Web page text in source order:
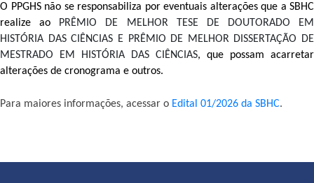
O PPGHS não se responsabiliza por eventuais alterações que a SBHC
realize ao
PRÊMIO DE MELHOR TESE DE DOUTORADO EM
HISTÓRIA DAS CIÊNCIAS E PRÊMIO DE MELHOR DISSERTAÇÃO DE
MESTRADO EM HISTÓRIA DAS CIÊNCIAS, que possam acarretar
alterações de cronograma e outros.
Para maiores informações, acessar o Edital 01/2026 da SBHC.